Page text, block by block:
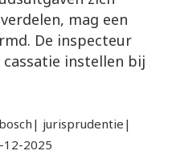
mag een
De inspecteur
instellen bij
jurisprudentie|
12-2025